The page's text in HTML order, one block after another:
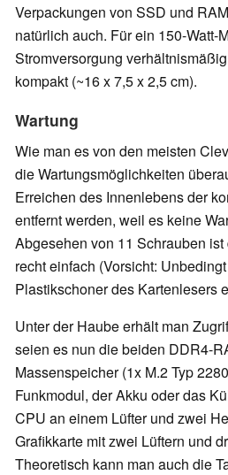
Verpackungen von SSD und
natürlich auch. Für ein 150-Watt-
Stromversorgung
kompakt (~16 x 7,5 x 2,5 cm).
Wartung
Wie man es von den meisten
die Wartungsmöglichkeiten
Erreichen des Innenlebens der
entfernt werden, weil es keine
Abgesehen von 11 Schrauben
recht einfach (Vorsicht:
Plastikschoner des Kartenlesers
Unter der Haube erhält man
seien es nun die beiden DDR4-
Massenspeicher (1x M.2 Typ
Funkmodul, der Akku oder das
CPU an einem Lüfter und zwei
Grafikkarte mit zwei Lüftern und
Theoretisch kann man auch die